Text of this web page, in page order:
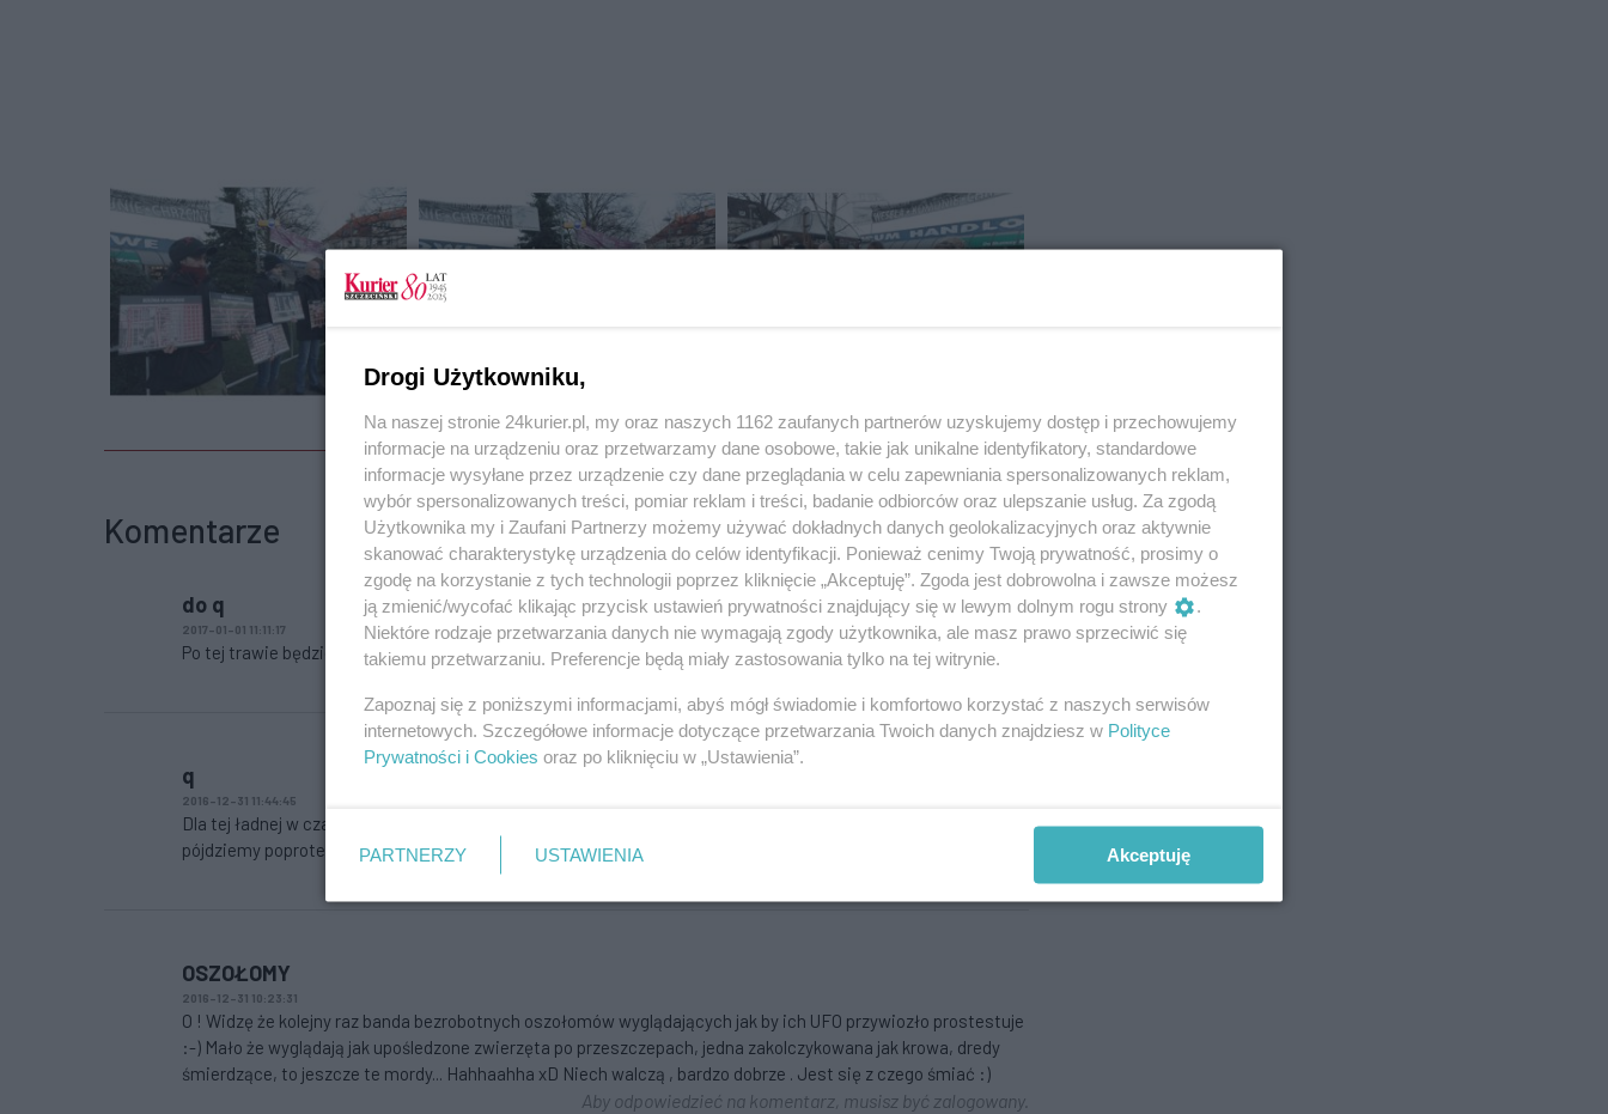
Komentarze
do q
2017-01-01 11:11:17
Po tej trawie będziesz cherlawy i śpiący jak łysy.
q
2016-12-31 11:44:45
Dla tej ładnej w czarnej czapce z napisem mógłbym się nawrócić na jedzenie trawy. Odezwij się, może razem
pójdziemy poprotestować?
OSZOŁOMY
2016-12-31 10:23:31
O ! Widzę że kolejny raz banda bezrobotnych oszołomów wyglądających jak by ich UFO przywiozło prostestuje
:-) Mało że wyglądają jak upośledzone zwierzęta po przeszczepach, jedna zakolczykowana jak krowa, dredy
śmierdzące, to jeszcze te mordy... Hahhaahha xD Niech walczą , bardzo dobrze . Jest się z czego śmiać :)
Aby odpowiedzieć na komentarz, musisz być zalogowany.
Drogi Użytkowniku,
Na naszej stronie 24kurier.pl, my oraz naszych 1162 zaufanych partnerów uzyskujemy dostęp i przechowujemy
informacje na urządzeniu oraz przetwarzamy dane osobowe, takie jak unikalne identyfikatory, standardowe
informacje wysyłane przez urządzenie czy dane przeglądania w celu zapewniania spersonalizowanych reklam,
wybór spersonalizowanych treści, pomiar reklam i treści, badanie odbiorców oraz ulepszanie usług. Za zgodą
Użytkownika my i Zaufani Partnerzy możemy używać dokładnych danych geolokalizacyjnych oraz aktywnie
skanować charakterystykę urządzenia do celów identyfikacji. Ponieważ cenimy Twoją prywatność, prosimy o
zgodę na korzystanie z tych technologii poprzez kliknięcie „Akceptuję”. Zgoda jest dobrowolna i zawsze możesz
ją zmienić/wycofać klikając przycisk ustawień prywatności znajdujący się w lewym dolnym rogu strony
.
Niektóre rodzaje przetwarzania danych nie wymagają zgody użytkownika, ale masz prawo sprzeciwić się
takiemu przetwarzaniu. Preferencje będą miały zastosowania tylko na tej witrynie.
Zapoznaj się z poniższymi informacjami, abyś mógł świadomie i komfortowo korzystać z naszych serwisów
internetowych. Szczegółowe informacje dotyczące przetwarzania Twoich danych znajdziesz w Polityce
Prywatności i Cookies oraz po kliknięciu w „Ustawienia”.
PARTNERZY USTAWIENIA Akceptuję